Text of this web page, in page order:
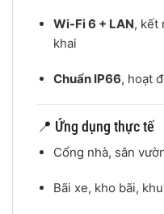
Wi-Fi 6 + LAN, kết
khai
Chuẩn IP66, hoạt
📍 Ứng dụng thực tế
Cổng nhà, sân
Bãi xe, kho bãi,